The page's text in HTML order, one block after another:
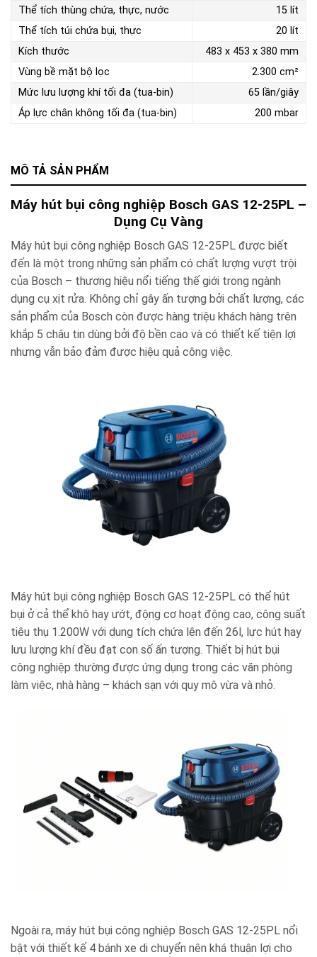
MÔ TẢ SẢN PHẨM
Máy hút bụi công nghiệp Bosch GAS 12-25PL –
Dụng Cụ Vàng
Máy hút bụi công nghiệp Bosch GAS 12-25PL được biết
đến là một trong những sản phẩm có chất lượng vượt trội
của Bosch – thương hiệu nổi tiếng thế giới trong ngành
dụng cụ xịt rửa. Không chỉ gây ấn tượng bởi chất lượng, các
sản phẩm của Bosch còn được hàng triệu khách hàng trên
khắp 5 châu tin dùng bởi độ bền cao và có thiết kế tiện lợi
nhưng vẫn bảo đảm được hiệu quả công việc.
Máy hút bụi công nghiệp Bosch GAS 12-25PL có thể hút
bụi ở cả thể khô hay ướt, động cơ hoạt động cao, công suất
tiêu thụ 1.200W với dung tích chứa lên đến 26l, lực hút hay
lưu lượng khí đều đạt con số ấn tượng. Thiết bị hút bụi
công nghiệp thường được ứng dụng trong các văn phòng
làm việc, nhà hàng – khách sạn với quy mô vừa và nhỏ.
Ngoài ra, máy hút bụi công nghiệp Bosch GAS 12-25PL nổi
bật với thiết kế 4 bánh xe di chuyển nên khá thuận lợi cho
Thể tích thùng chứa, thực, nước
15 lít
Thể tích túi chứa bụi, thực
20 lít
Kích thước
483 x 453 x 380 mm
Vùng bề mặt bộ lọc
2.300 cm²
Mức lưu lượng khí tối đa (tua-bin)
65 lần/giây
Áp lực chân không tối đa (tua-bin)
200 mbar